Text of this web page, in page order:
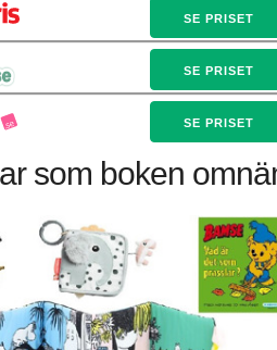
SE PRISET
SE PRISET
SE PRISET
som boken